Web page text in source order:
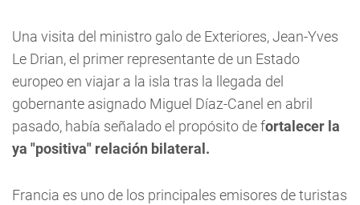
Una visita del ministro galo de Exteriores, Jean-Yves
Le Drian, el primer representante de un Estado
europeo en viajar a la isla tras la llegada del
gobernante asignado Miguel Díaz-Canel en abril
pasado, había señalado el propósito de fortalecer la
ya "positiva" relación bilateral.
Francia es uno de los principales emisores de turistas